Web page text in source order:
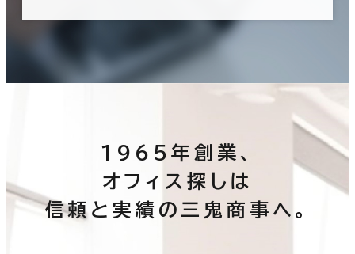
1965年創業、
オフィス探しは
信頼と実績の三鬼商事へ。